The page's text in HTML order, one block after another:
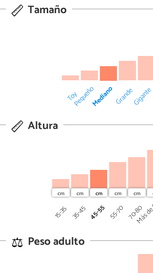
Tamaño
Toy
PequeñoMedianoGrandeGigante
Altura
15-35 35-45 45-55 55-70 70-80
Más
Peso adulto